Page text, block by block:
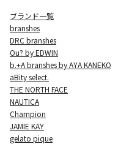
ブランド一覧
branshes
DRC branshes
Ou? by EDWIN
b.+A branshes by AYA KANEKO
aBity select.
THE NORTH FACE
NAUTICA
Champion
JAMIE KAY
gelato pique